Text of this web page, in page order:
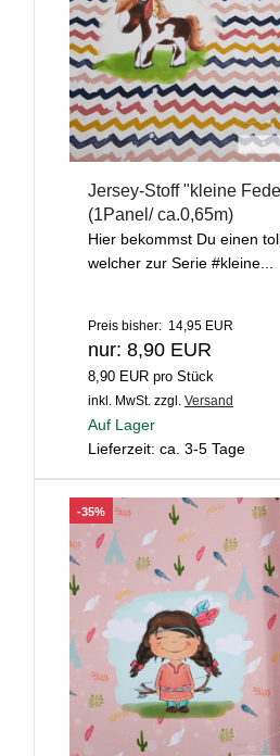
Jersey-Stoff "kleine
(1Panel/ ca.0,65m)
Hier bekommst Du einen
welcher zur Serie #kleine...
Preis bisher: 14,95 EUR
nur: 8,90 EUR
8,90 EUR pro Stück
inkl. MwSt. zzgl. Versand
Auf Lager
Lieferzeit: ca. 3-5 Tage
-35%